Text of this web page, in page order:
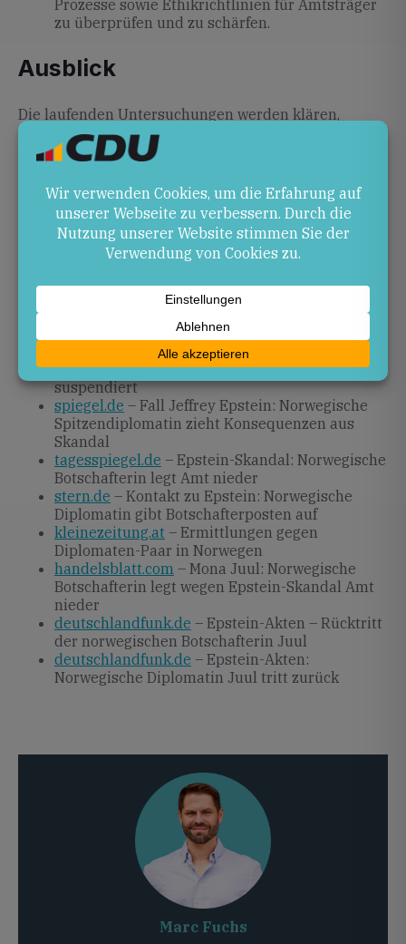
Prozesse sowie Ethikrichtlinien für Amtsträger
zu überprüfen und zu schärfen.
Ausblick
Die laufenden Untersuchungen werden klären,
inwieweit dienstrechtliche oder strafrechtliche
Konsequenzen folgen. Zudem dürfte Norwegens
Interessenkonfliktprüfung überarbeiten. Beobachtet
werden auch mögliche Anpassungen in EU- und
Nato-Koordinationsmechanismen.
– Norwegische Botschafterin tritt wegen
Kontakt zu Epstein zurück
– Norwegen: Botschafterin Mona Juul
wegen Verbindung zu Jeffrey Epstein
suspendiert
spiegel.de – Fall Jeffrey Epstein: Norwegische
Spitzendiplomatin zieht Konsequenzen aus
Skandal
tagesspiegel.de – Epstein-Skandal: Norwegische
Botschafterin legt Amt nieder
stern.de – Kontakt zu Epstein: Norwegische
Diplomatin gibt Botschafterposten auf
kleinezeitung.at – Ermittlungen gegen
Diplomaten-Paar in Norwegen
handelsblatt.com – Mona Juul: Norwegische
Botschafterin legt wegen Epstein-Skandal Amt
nieder
deutschlandfunk.de – Epstein-Akten – Rücktritt
der norwegischen Botschafterin Juul
deutschlandfunk.de – Epstein-Akten:
Norwegische Diplomatin Juul tritt zurück
Marc Fuchs